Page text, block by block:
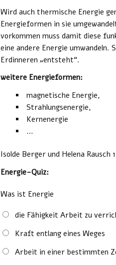
Wird auch thermische Energie
Energieformen in sie
vorkommen muss damit diese
eine andere Energie umwandeln.
Erdinneren „entsteht“.
weitere Energieformen:
magnetische Energie,
Strahlungsenergie,
Kernenergie
…
Isolde Berger und Helena Rausch
Energie-Quiz:
Was ist Energie
die Fähigkeit Arbeit zu
Kraft entlang eines Weges
Arbeit in einer bestimmten